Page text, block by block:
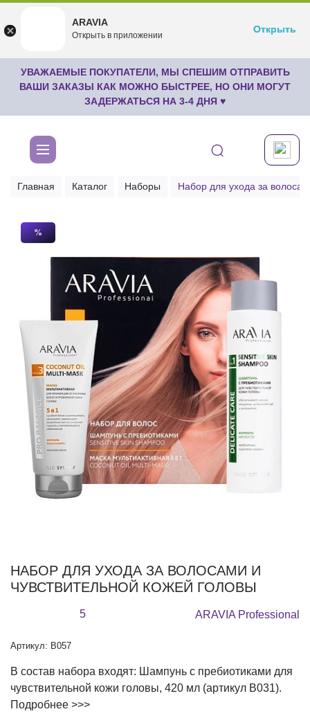
undefined
Бесплатноru.aravia.new
Открыть
УВАЖАЕМЫЕ ПОКУПАТЕЛИ, МЫ СПЕШИМ ОТПРАВИТЬ
ВАШИ ЗАКАЗЫ КАК МОЖНО БЫСТРЕЕ, НО ОНИ МОГУТ
ЗАДЕРЖАТЬСЯ НА 3-4 ДНЯ ♥
Главная Каталог Наборы Набор для ухода за
%
НАБОР ДЛЯ УХОДА ЗА ВОЛОСАМИ И
ЧУВСТВИТЕЛЬНОЙ КОЖЕЙ ГОЛОВЫ
5 ARAVIA Professional
Артикул: В057
В состав набора входят: Шампунь с пребиотиками для
чувствительной кожи головы, 420 мл (артикул В031).
Подробнее >>>
ARAVIA
Открыть в приложении
Открыть